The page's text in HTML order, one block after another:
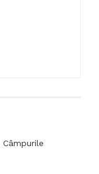
Câmpurile